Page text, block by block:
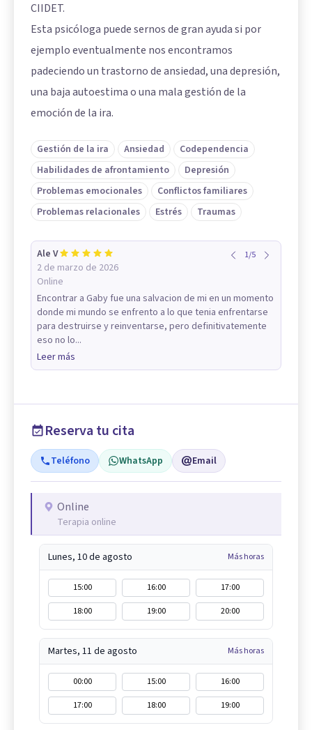
CIIDET.
Esta psicóloga puede sernos de gran ayuda si por
ejemplo eventualmente nos encontramos
padeciendo un trastorno de ansiedad, una depresión,
una baja autoestima o una mala gestión de la
emoción de la ira.
Gestión de la ira Ansiedad
Codependencia
Habilidades de afrontamiento
Depresión
Problemas emocionales
Conflictos familiares
Problemas relacionales
Estrés Traumas
Ale V
2 de marzo de 2026
Online
1/5
Encontrar a Gaby fue una salvacion de mi en un momento
donde mi mundo se enfrento a lo que tenia enfrentarse
para destruirse y reinventarse, pero definitivatemente
eso no lo...
Leer más
Reserva tu cita
Teléfono WhatsApp Email
Online
Terapia online
Lunes, 10 de agosto Más horas
15:00 16:00
17:00
18:00
19:00 20:00
Martes, 11 de agosto Más horas
00:00 15:00
16:00
17:00
18:00 19:00